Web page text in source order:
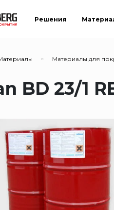
Решения
Материалы для
BD 23/1